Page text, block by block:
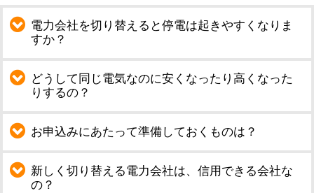
電力会社を切り替えると停電は起きやすくなりま
すか？
どうして同じ電気なのに安くなったり高くなった
りするの？
お申込みにあたって準備しておくものは？
新しく切り替える電力会社は、信用できる会社な
の？